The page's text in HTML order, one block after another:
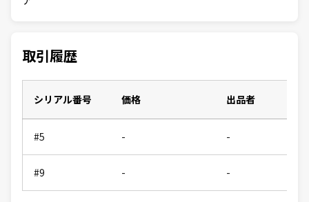
取引履歴
シリアル番号 価格 出品者
#5 - -
#9 - -